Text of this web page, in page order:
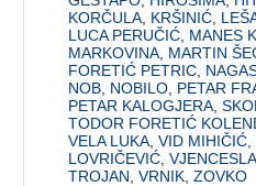
KORČULA KRŠINIĆ
LUCA PERUČIĆ MANES
MARKOVINA MARTIN
FORETIĆ PETRIC
NOB NOBILO PETAR
PETAR KALOGJERA ,
TODOR FORETIĆ
VELA LUKA ,VID MIHIČIĆ
LOVRIČEVIĆ ,
TROJAN ,VRNIK ,ZOVKO